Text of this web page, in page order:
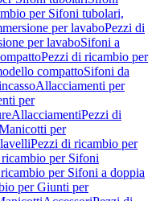
per Sifoni tubolari,
per lavaboPezzi di
per lavaboSifoni a
Pezzi di ricambio per
compattoSifoni da
Allacciamenti per
per
AllacciamentiPezzi di
per
Pezzi di ricambio per
per Sifoni
per Sifoni a doppia
per Giunti per